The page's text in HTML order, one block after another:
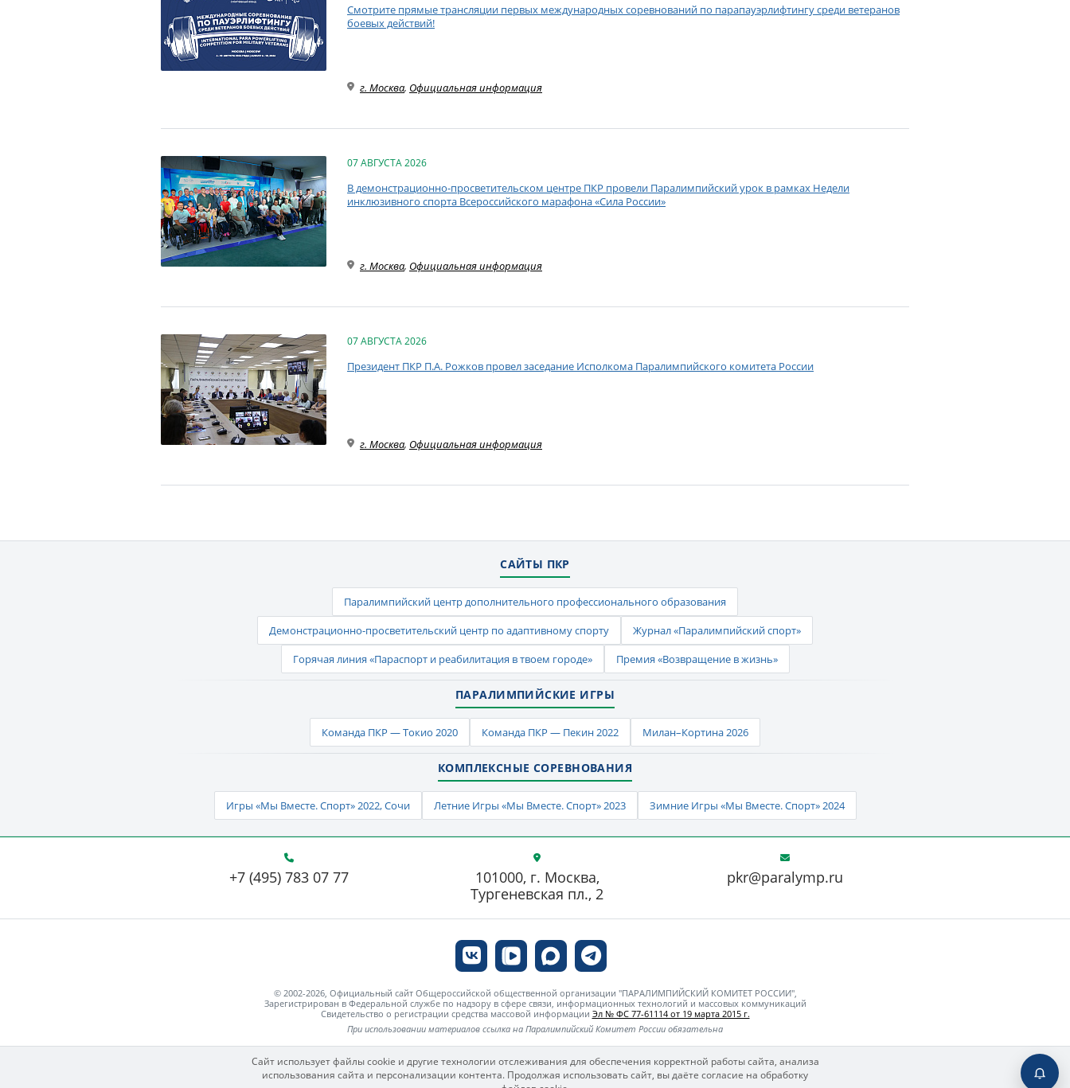
Смотрите прямые трансляции первых международных соревнований по парапауэрлифтингу среди ветеранов
боевых действий!
г. Москва, Официальная информация
07 АВГУСТА 2026
В демонстрационно-просветительском центре ПКР провели Паралимпийский урок в рамках Недели
инклюзивного спорта Всероссийского марафона «Сила России»
г. Москва, Официальная информация
07 АВГУСТА 2026
Президент ПКР П.А. Рожков провел заседание Исполкома Паралимпийского комитета России
г. Москва, Официальная информация
САЙТЫ ПКР
Паралимпийский центр дополнительного профессионального образования
Демонстрационно-просветительский центр по адаптивному спорту
Журнал «Паралимпийский спорт»
Горячая линия «Параспорт и реабилитация в твоем городе»
Премия «Возвращение в жизнь»
ПАРАЛИМПИЙСКИЕ ИГРЫ
Команда ПКР — Токио 2020 Команда ПКР — Пекин 2022 Милан–Кортина 2026
КОМПЛЕКСНЫЕ СОРЕВНОВАНИЯ
Игры «Мы Вместе. Спорт» 2022, Сочи Летние Игры «Мы Вместе. Спорт» 2023 Зимние Игры «Мы Вместе. Спорт» 2024
+7 (495) 783 07 77 pkr@paralymp.ru
101000, г. Москва,
Тургеневская пл., 2
© 2002-2026, Официальный сайт Общероссийской общественной организации "ПАРАЛИМПИЙСКИЙ КОМИТЕТ РОССИИ",
Зарегистрирован в Федеральной службе по надзору в сфере связи, информационных технологий и массовых коммуникаций
Свидетельство о регистрации средства массовой информации Эл № ФС 77-61114 от 19 марта 2015 г.
При использовании материалов ссылка на Паралимпийский Комитет России обязательна
Сайт использует файлы cookie и другие технологии отслеживания для обеспечения корректной работы сайта, анализа
использования сайта и персонализации контента. Продолжая использовать сайт, вы даёте согласие на обработку